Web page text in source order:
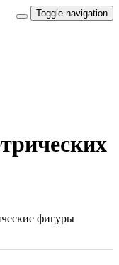
Toggle navigation
фигуры